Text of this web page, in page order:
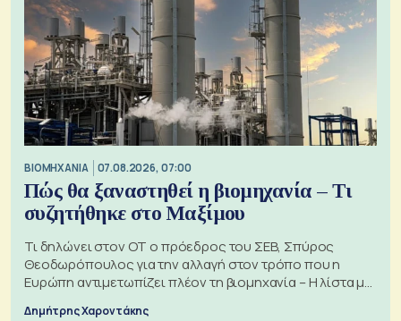
ΒΙΟΜΗΧΑΝΙΑ 07.08.2026, 07:00
Πώς θα ξαναστηθεί η βιομηχανία – Τι
συζητήθηκε στο Μαξίμου
Τι δηλώνει στον ΟΤ ο πρόεδρος του ΣΕΒ, Σπύρος
Θεοδωρόπουλος για την αλλαγή στον τρόπο που η
Ευρώπη αντιμετωπίζει πλέον τη βιομηχανία – Η λίστα με
Δημήτρης Χαροντάκης